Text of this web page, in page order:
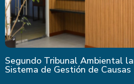
Segundo Tribunal Ambiental
Sistema de Gestión de Causas